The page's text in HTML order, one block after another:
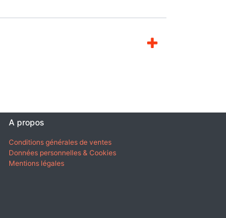
A propos
Conditions générales de ventes
Données personnelles & Cookies
Mentions légales